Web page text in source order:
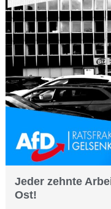
Jeder zehnte
Ost!